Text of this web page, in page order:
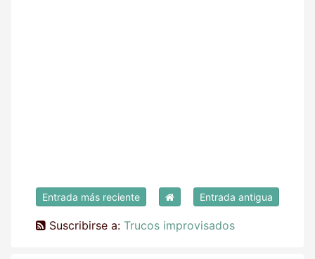
Entrada más reciente Entrada antigua
Suscribirse a: Trucos improvisados